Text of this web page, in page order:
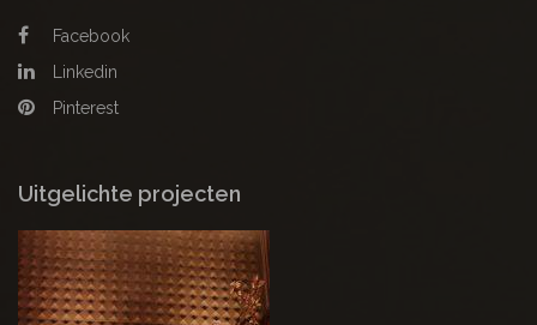
Facebook
Linkedin
Pinterest
Uitgelichte projecten